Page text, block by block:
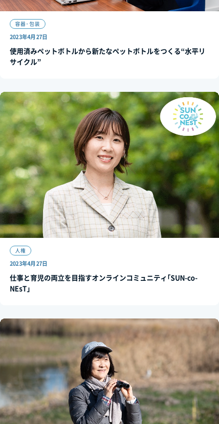
容器･包装
2023年4月27日
使用済みペットボトルから新たなペットボトルをつくる“水平リ
サイクル”
人権
2023年4月27日
仕事と育児の両立を目指すオンラインコミュニティ｢SUN-co-
NEsT｣